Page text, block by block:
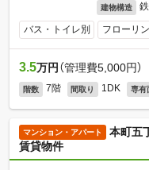
建物構造
バス・トイレ別 フローリ
3.5万円 （管理費5,000円）
階数 7階 間取り 1DK 専有
マンション・アパート
本町五
賃貸物件